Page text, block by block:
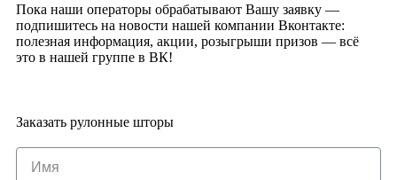
Пока наши операторы обрабатывают Вашу заявку —
подпишитесь на новости нашей компании Вконтакте:
полезная информация, акции, розыгрыши призов — всё
это в нашей группе в ВК!
Заказать рулонные шторы